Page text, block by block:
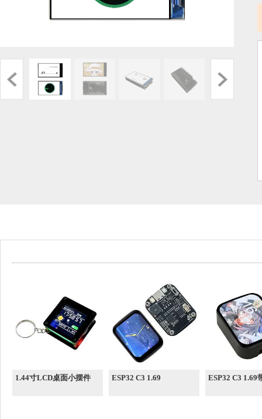
1.44寸LCD桌面小摆件 ESP32 C3 1.69 ESP32 C3 1.69